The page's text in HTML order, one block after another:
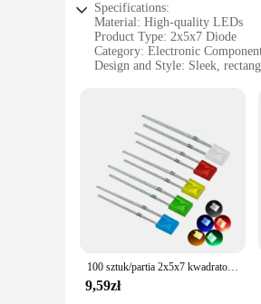
Specifications:
Material: High-quality LEDs
Product Type: 2x5x7 Diode
Category: Electronic
Design and Style: Sleek,
Typical Adaptive Scenario:
Shape or Size or Weight or
Features:
**Enhanced Illumination and
The 2x5x7 LED diode is a
Whether you're working on a
ensures they are easy to
**Versatile and Easy to Use**
The 2x5x7 LED diode is not
nature make them ideal for a
professionals looking to
100 sztuk/partia 2x5x7 kwadratowy 5-kolorowy krótki nogi dioda emitująca światło LED w linii lampy koraliki Diy Kit rozproszone
9,59zł